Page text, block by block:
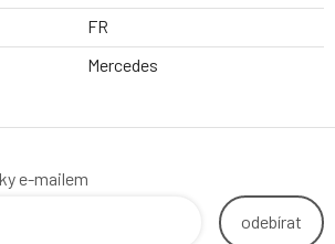
FR
Mercedes
e-mailem
odebírat